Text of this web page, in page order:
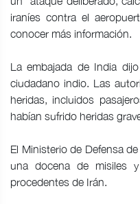
iraníes contra el
conocer más información.
La embajada de India
ciudadano indio. Las
heridas, incluidos
habían sufrido heridas
El Ministerio de Defensa
una docena de misiles
procedentes de Irán.